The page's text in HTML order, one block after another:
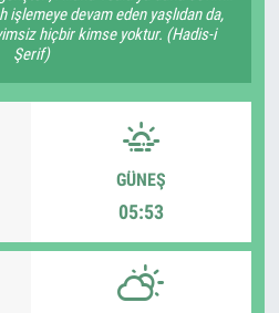
devam eden yaşlıdan da,
hiçbir kimse yoktur. (Hadis-i
Şerif)
GÜNEŞ
05:53